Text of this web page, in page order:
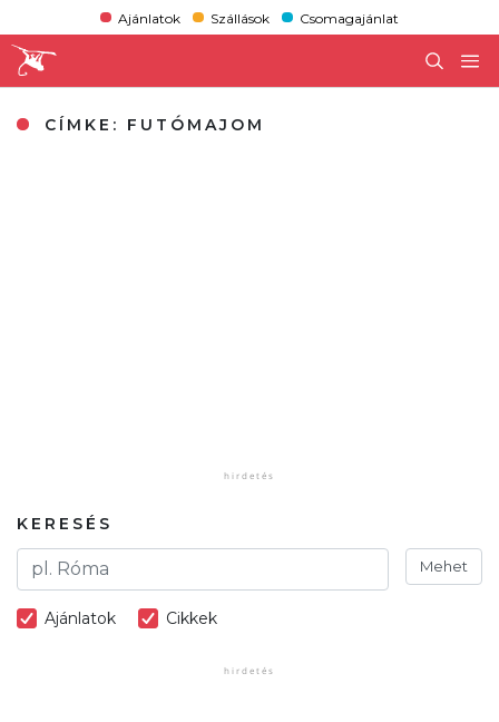
Ajánlatok Szállások Csomagajánlat
CÍMKE: FUTÓMAJOM
KERESÉS
Mehet
Ajánlatok Cikkek